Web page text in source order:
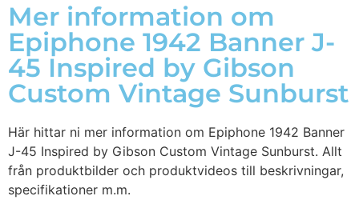
Mer information om
Epiphone 1942 Banner J-
45 Inspired by Gibson
Custom Vintage Sunburst
Här hittar ni mer information om Epiphone 1942 Banner
J-45 Inspired by Gibson Custom Vintage Sunburst. Allt
från produktbilder och produktvideos till beskrivningar,
specifikationer m.m.